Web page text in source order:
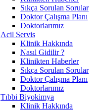
Sıkça Sorulan Sorular
Doktor Çalışma Planı
Doktorlarımız
Acil Servis
Klinik Hakkında
Nasıl Gidilir ?
Klinikten Haberler
Sıkça Sorulan Sorular
Doktor Çalışma Planı
Doktorlarımız
Tıbbi Biyokimya
Klinik Hakkında